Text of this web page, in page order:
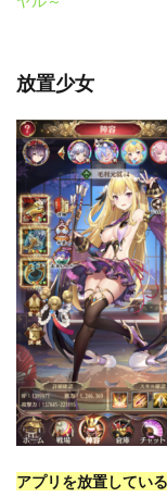
放置少女
アプリを放置してい